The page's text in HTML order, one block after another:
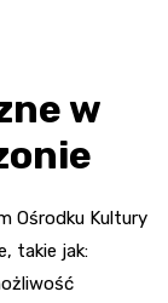
w
Ośrodku Kultury
takie jak: